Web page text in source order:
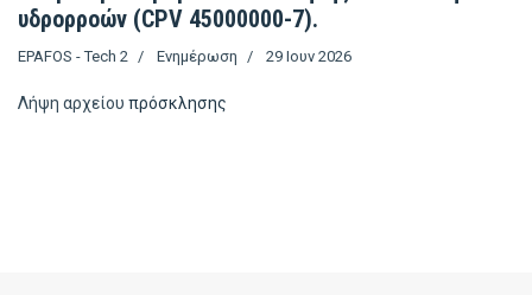
υδρορροών (CPV 45000000-7).
EPAFOS - Tech 2 Ενημέρωση 29 Ιουν 2026
Λήψη αρχείου πρόσκλησης